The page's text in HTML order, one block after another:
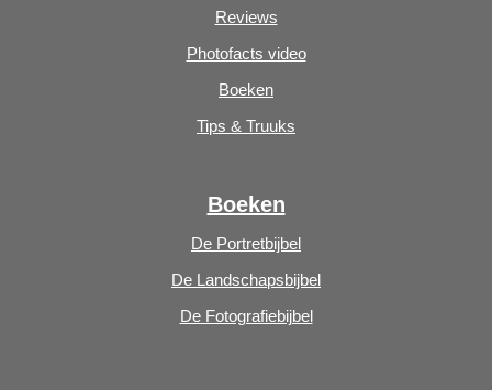
Reviews
Photofacts video
Boeken
Tips & Truuks
Boeken
De Portretbijbel
De Landschapsbijbel
De Fotografiebijbel